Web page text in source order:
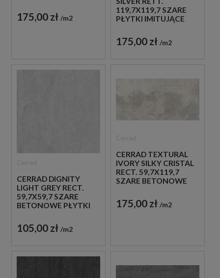
175,00 zł m2
119,7X119,7 SZARE
PŁYTKI IMITUJĄCE
175,00 zł m2
CERRAD DIGNITY
LIGHT GREY RECT.
59,7X59,7 SZARE
BETONOWE PŁYTKI
105,00 zł m2
CERRAD TEXTURAL
IVORY SILKY CRISTAL
RECT. 59,7X119,7
SZARE BETONOWE
175,00 zł m2